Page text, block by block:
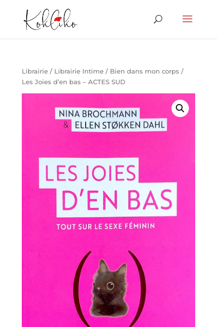
Librairie/ Librairie Intime/ Bien dans mon corps /
Les Joies d’en bas – ACTES SUD